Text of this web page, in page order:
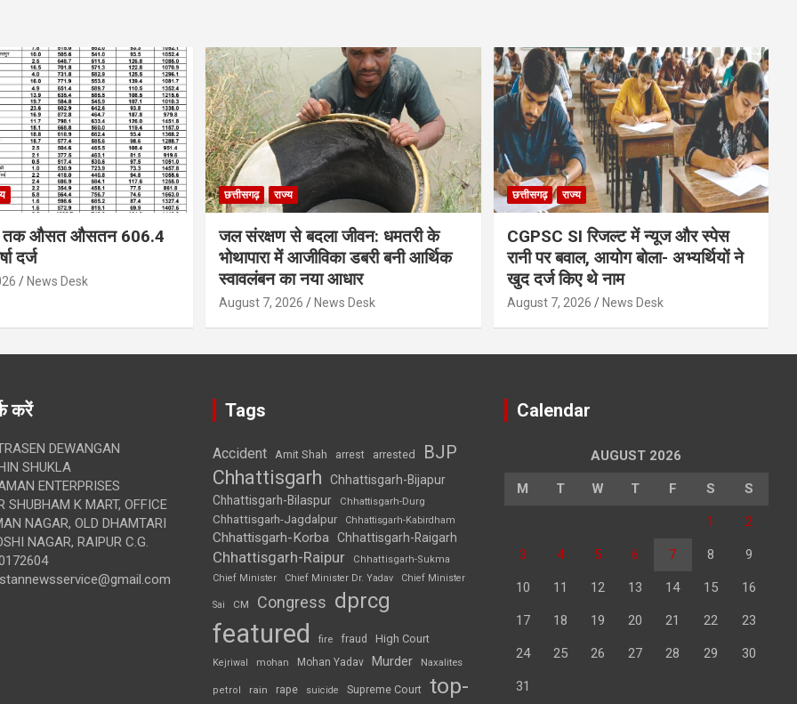
तक औसत औसतन 606.4
दर्ज
News Desk
छत्तीसगढ़ राज्य
जल संरक्षण से बदला जीवन: धमतरी के
भोथापारा में आजीविका डबरी बनी आर्थिक
स्वावलंबन का नया आधार
August 7, 2026 News Desk
छत्तीसगढ़ राज्य
CGPSC SI रिजल्ट में न्यूज और स्पेस
रानी पर बवाल, आयोग बोला- अभ्यर्थियों ने
खुद दर्ज किए थे नाम
August 7, 2026 News Desk
करें
DEWANGAN
SHUKLA
ENTERPRISES
SHUBHAM K MART, OFFICE
NAGAR, OLD DHAMTARI
NAGAR, RAIPUR C.G.
Tags
Accident Amit Shah arrest arrested BJP
Chhattisgarh
Chhattisgarh-Bijapur
Chhattisgarh-Bilaspur
Chhattisgarh-Durg
Chhattisgarh-Jagdalpur Chhattisgarh-Kabirdham
Chhattisgarh-Korba Chhattisgarh-Raigarh
Chhattisgarh-Raipur
Chhattisgarh-Sukma
Chief Minister
Chief Minister Dr. Yadav Chief Minister
Sai CM Congress dprcg
featured fire fraud High Court
Kejriwal mohan Mohan Yadav Murder Naxalites
petrol rain rape suicide Supreme Court top-
Calendar
AUGUST 2026
M T W T F S S
1 2
3 4 5 6 7 8 9
10 11 12 13 14 15 16
17 18 19 20 21 22 23
24 25 26 27 28 29 30
31